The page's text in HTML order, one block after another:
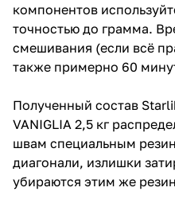
компонентов
точностью до грамма.
смешивания (если всё
также примерно 60
Полученный состав
VANIGLIA 2,5 кг
швам специальным
диагонали, излишки
убираются этим же